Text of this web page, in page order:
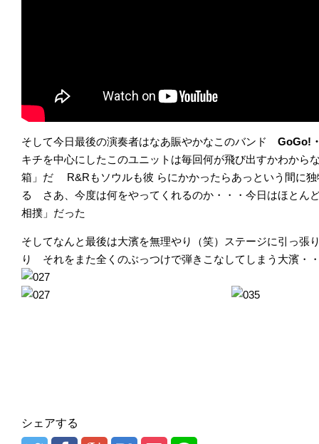
そして今日最後の演奏者はなあ賑やかなこのバンド GoGo!
キチを中心にしたこのユニットは毎回何が飛び出すかわか
箱」だ R&Rもソウルも彼 らにかかったらあっという間に
る さあ、今度は何をやってくれるのか・・・今日はほとん
相撲」だった
そしてなんと最後は大濱を無理やり（笑）ステージに引っ張
り それをまた全くのぶっつけで弾きこなしてしまう大濱・
シェアする